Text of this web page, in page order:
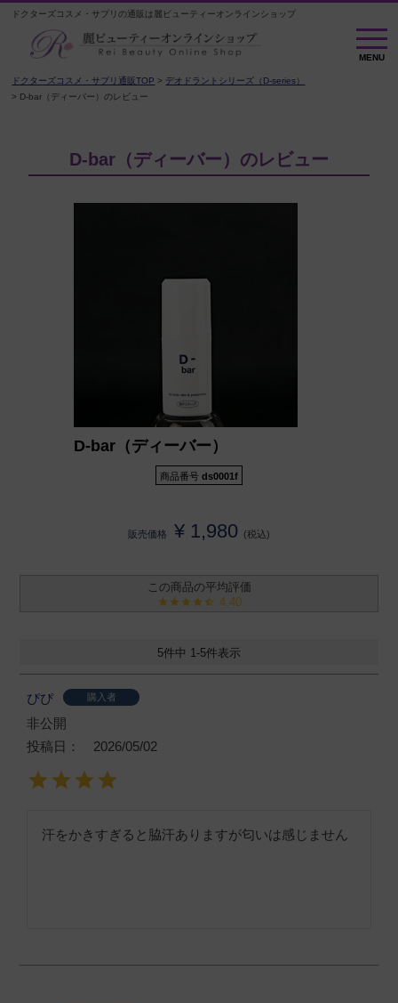
ドクターズコスメ・サプリの通販は麗ビューティーオンラインショップ
M
E
N
MENU
ドクターズコスメ・サプリ通販TOP
デオドラントシリーズ（D-series）
D-bar（ディーバー）のレビュー
D-bar（ディーバー）のレビュー
D-bar（ディーバー）
商品番号 ds0001f
販売価格 ¥ 1,980 税込
4.40
5件中 1-5件表示
ぴぴ 購入者
非公開
投稿日
2026/05/02
汗をかきすぎると脇汗ありますが匂いは感じません